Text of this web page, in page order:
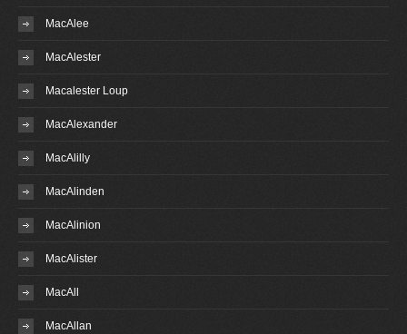
MacAlee
MacAlester
Macalester Loup
MacAlexander
MacAlilly
MacAlinden
MacAlinion
MacAlister
MacAll
MacAllan